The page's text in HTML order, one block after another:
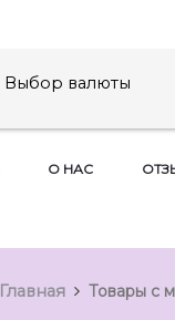
Выбор валюты
О НАС
Главная Товары с